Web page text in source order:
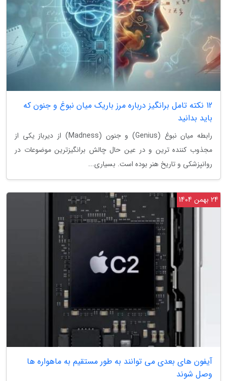
12 نکته تامل برانگیز درباره مرز باریک میان نبوغ و جنون که
باید بدانید
رابطه میان نبوغ (Genius) و جنون (Madness) از دیرباز یکی از
مجذوب کننده ترین و در عین حال چالش برانگیزترین موضوعات در
روانپزشکی و تاریخ هنر بوده است. بسیاری...
آیفون های بعدی می توانند به طور مستقیم به ماهواره ها
وصل شوند
24 بهمن 1404